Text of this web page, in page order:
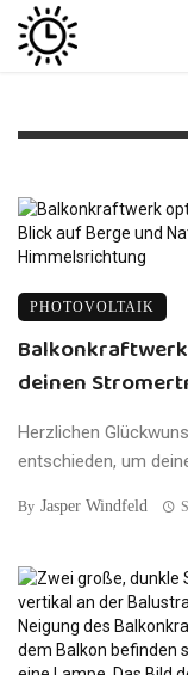
PHOTOVOLTAIK
deinen
Herzlichen
entschieden, um
By Jasper Windfeld